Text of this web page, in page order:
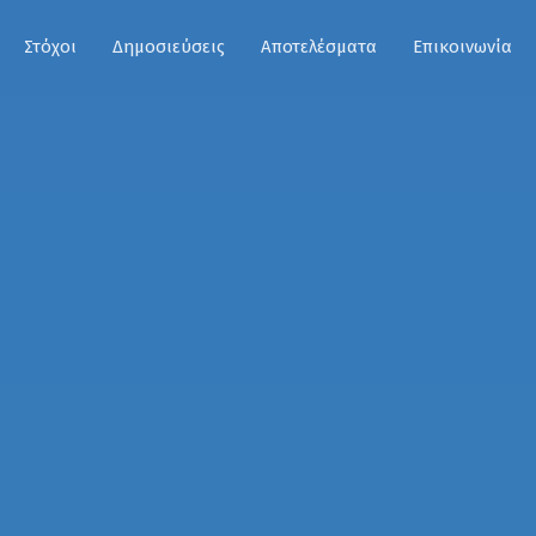
Στόχοι Δημοσιεύσεις Αποτελέσματα Επικοινωνία